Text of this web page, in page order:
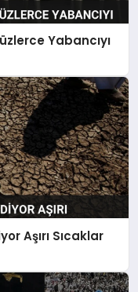
Yabancıyı
Aşırı Sıcaklar